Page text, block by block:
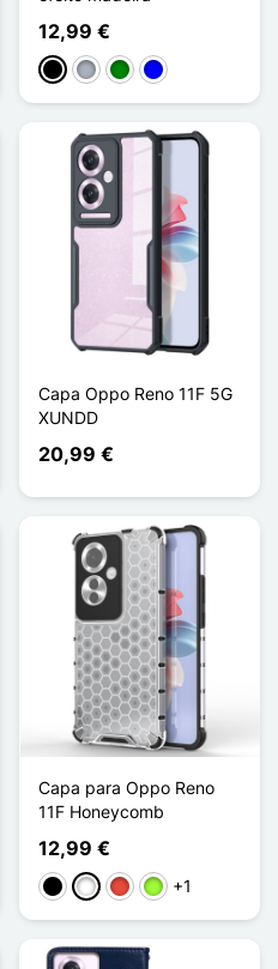
12,99 €
PretoCinzento
VerdeAzul
Capa Oppo Reno 11F 5G
XUNDD
20,99 €
Capa para Oppo Reno
11F Honeycomb
12,99 €
PretoBrancoVermelhoVerde maçã
+1